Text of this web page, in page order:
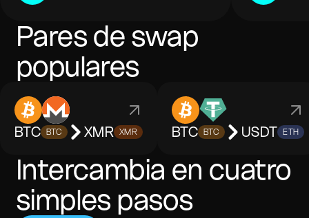
Pares de swap
populares
BTC BTC XMR XMR BTC BTC USDT ETH
Intercambia en cuatro
simples pasos